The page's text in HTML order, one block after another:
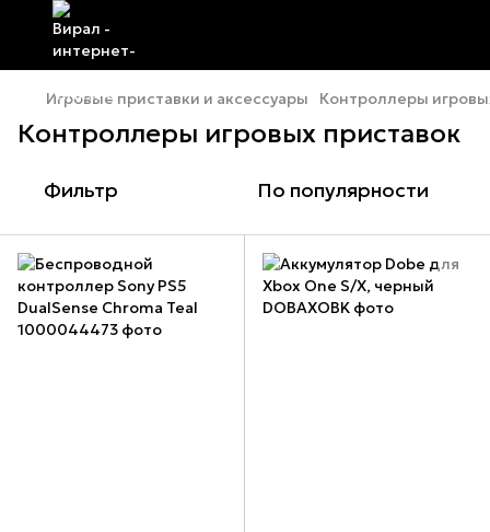
Игровые приставки и аксессуары Контроллеры
Контроллеры игровых приставок
Фильтр По популярности